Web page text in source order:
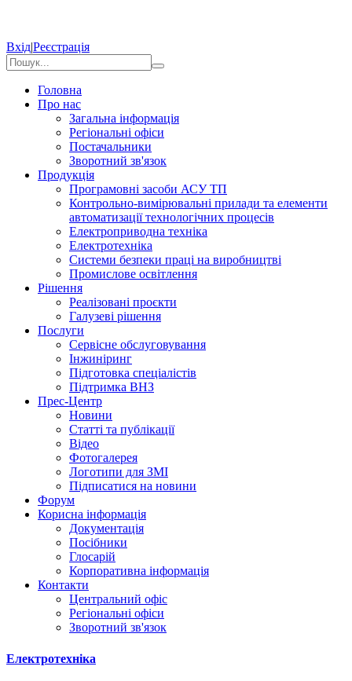
Вхід|Реєстрація
Головна
Про нас
Загальна інформація
Регіональні офіси
Постачальники
Зворотний зв'язок
Продукція
Програмовні засоби АСУ ТП
Контрольно-вимірювальні прилади та елементи
автоматизації технологічних процесів
Електроприводна техніка
Електротехніка
Системи безпеки праці на виробництві
Промислове освітлення
Рішення
Реалізовані проєкти
Галузеві рішення
Послуги
Сервісне обслуговування
Інжиніринг
Підготовка спеціалістів
Підтримка ВНЗ
Прес-Центр
Новини
Статті та публікації
Відео
Фотогалерея
Логотипи для ЗМІ
Підписатися на новини
Форум
Корисна інформація
Документація
Посібники
Глосарій
Корпоративна інформація
Контакти
Центральний офіс
Регіональні офіси
Зворотний зв'язок
Електротехніка